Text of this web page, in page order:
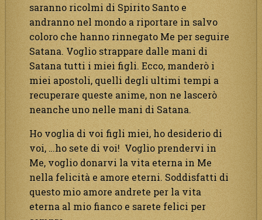
saranno ricolmi di Spirito Santo e
andranno nel mondo a riportare in salvo
coloro che hanno rinnegato Me per seguire
Satana. Voglio strappare dalle mani di
Satana tutti i miei figli. Ecco, manderò i
miei apostoli, quelli degli ultimi tempi a
recuperare queste anime, non ne lascerò
neanche uno nelle mani di Satana.
Ho voglia di voi figli miei, ho desiderio di
voi, …ho sete di voi! Voglio prendervi in
Me, voglio donarvi la vita eterna in Me
nella felicità e amore eterni. Soddisfatti di
questo mio amore andrete per la vita
eterna al mio fianco e sarete felici per